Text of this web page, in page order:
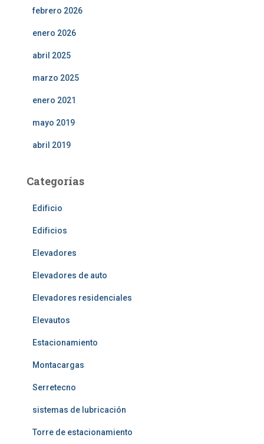
febrero 2026
enero 2026
abril 2025
marzo 2025
enero 2021
mayo 2019
abril 2019
Categorías
Edificio
Edificios
Elevadores
Elevadores de auto
Elevadores residenciales
Elevautos
Estacionamiento
Montacargas
Serretecno
sistemas de lubricación
Torre de estacionamiento